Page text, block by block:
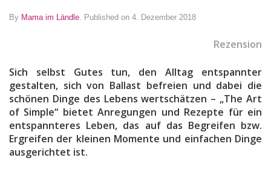
By Mama im Ländle Published on 4. Dezember 2018
Rezension
Sich selbst Gutes tun, den Alltag entspannter
gestalten, sich von Ballast befreien und dabei die
schönen Dinge des Lebens wertschätzen – „The Art
of Simple“ bietet Anregungen und Rezepte für ein
entspannteres Leben, das auf das Begreifen bzw.
Ergreifen der kleinen Momente und einfachen Dinge
ausgerichtet ist.